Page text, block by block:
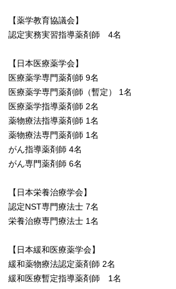
【薬学教育協議会】
認定実務実習指導薬剤師 4名
【日本医療薬学会】
医療薬学専門薬剤師 9名
医療薬学専門薬剤師（暫定） 1名
医療薬学指導薬剤師 2名
薬物療法指導薬剤師 1名
薬物療法専門薬剤師 1名
がん指導薬剤師 4名
がん専門薬剤師 6名
【日本栄養治療学会】
認定NST専門療法士 7名
栄養治療専門療法士 1名
【日本緩和医療薬学会】
緩和薬物療法認定薬剤師 2名
緩和医療暫定指導薬剤師 1名